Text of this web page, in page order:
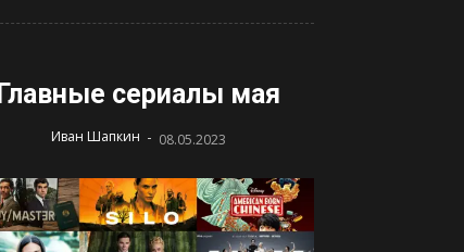
Главные сериалы мая
Иван Шапкин - 08.05.2023